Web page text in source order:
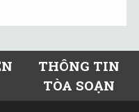
THÔNG TIN
TÒA SOẠN